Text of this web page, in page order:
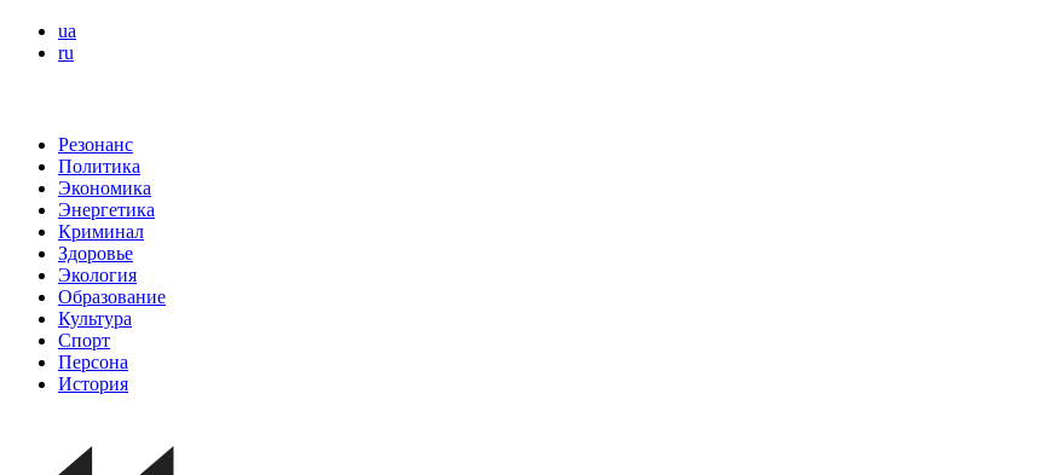
ua
ru
Резонанс
Политика
Экономика
Энергетика
Криминал
Здоровье
Экология
Образование
Культура
Спорт
Персона
История